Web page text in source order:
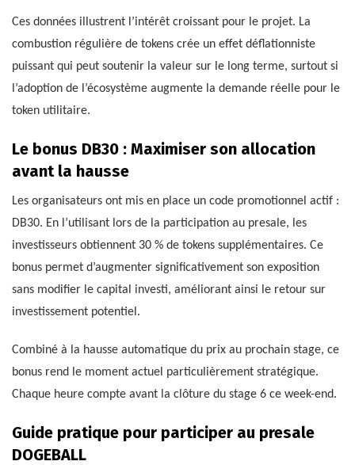
Ces données illustrent l’intérêt croissant pour le projet. La
combustion régulière de tokens crée un effet déflationniste
puissant qui peut soutenir la valeur sur le long terme, surtout si
l’adoption de l’écosystème augmente la demande réelle pour le
token utilitaire.
Le bonus DB30 : Maximiser son allocation
avant la hausse
Les organisateurs ont mis en place un code promotionnel actif :
DB30. En l’utilisant lors de la participation au presale, les
investisseurs obtiennent 30 % de tokens supplémentaires. Ce
bonus permet d’augmenter significativement son exposition
sans modifier le capital investi, améliorant ainsi le retour sur
investissement potentiel.
Combiné à la hausse automatique du prix au prochain stage, ce
bonus rend le moment actuel particulièrement stratégique.
Chaque heure compte avant la clôture du stage 6 ce week-end.
Guide pratique pour participer au presale
DOGEBALL